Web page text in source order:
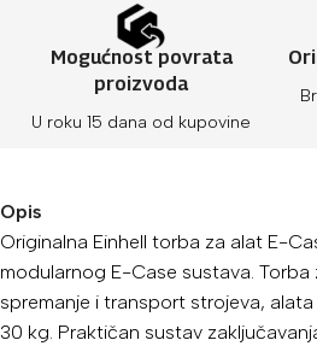
Mogućnost povrata
proizvoda
U roku 15 dana od kupovine
Opis
Originalna Einhell torba za alat E-
modularnog E-Case sustava. Torba
spremanje i transport strojeva,
30 kg. Praktičan sustav